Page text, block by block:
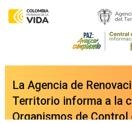
La Agencia de
Territorio informa a la
Organismos de Control